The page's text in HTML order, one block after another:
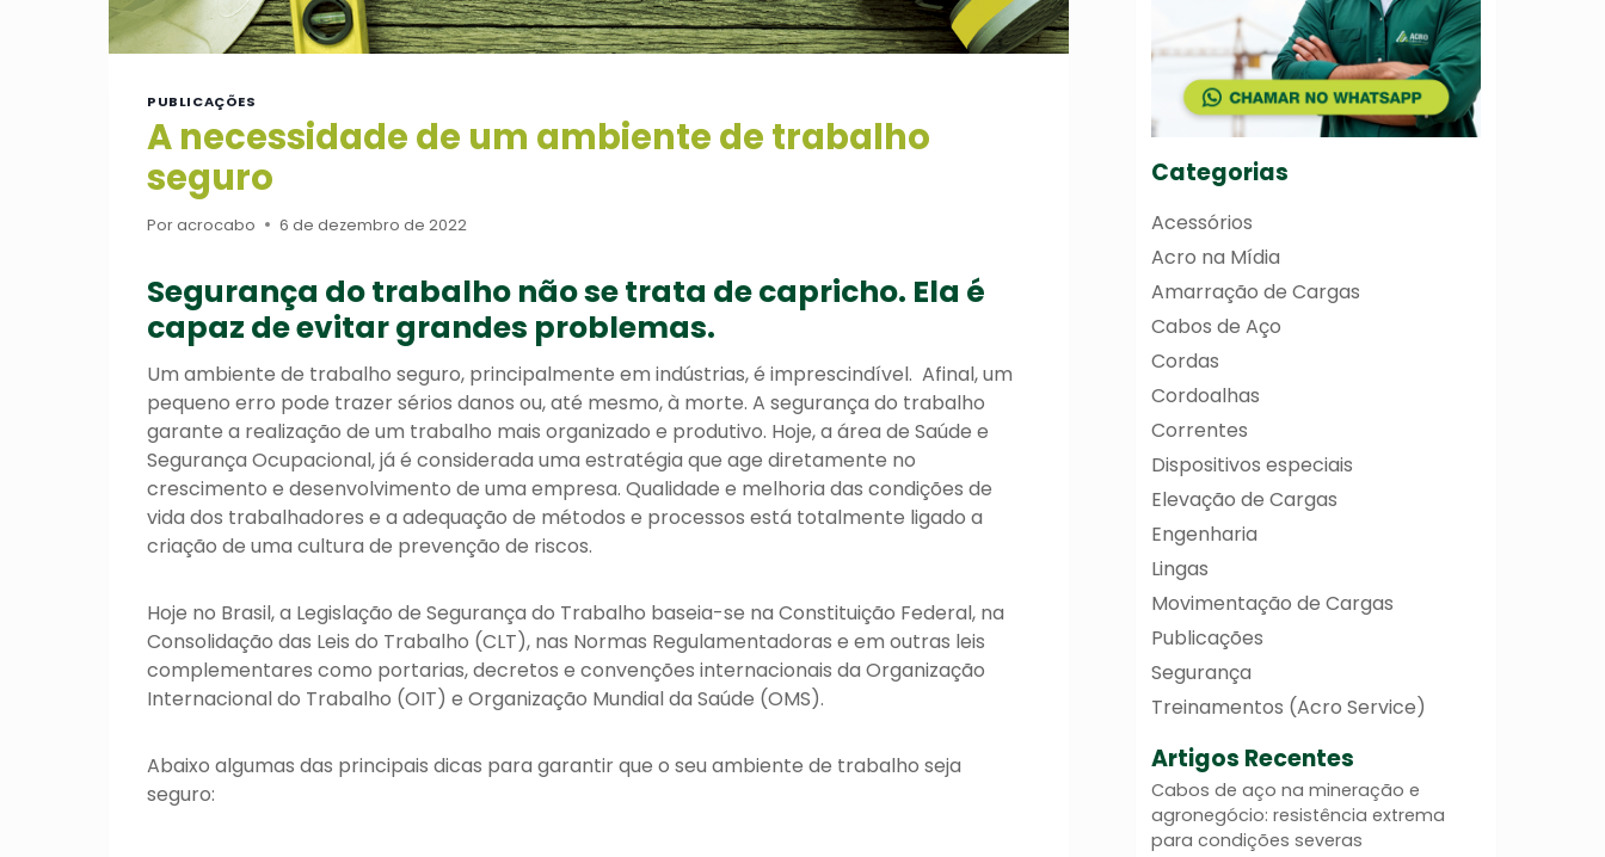
PUBLICAÇÕES
A necessidade de um ambiente de trabalho
seguro
Poracrocabo 6 de dezembro de 2022
Segurança do trabalho não se trata de capricho. Ela é
capaz de evitar grandes problemas.
Um ambiente de trabalho seguro, principalmente em indústrias, é imprescindível. Afinal, um
pequeno erro pode trazer sérios danos ou, até mesmo, à morte. A segurança do trabalho
garante a realização de um trabalho mais organizado e produtivo. Hoje, a área de Saúde e
Segurança Ocupacional, já é considerada uma estratégia que age diretamente no
crescimento e desenvolvimento de uma empresa. Qualidade e melhoria das condições de
vida dos trabalhadores e a adequação de métodos e processos está totalmente ligado a
criação de uma cultura de prevenção de riscos.
Hoje no Brasil, a Legislação de Segurança do Trabalho baseia-se na Constituição Federal, na
Consolidação das Leis do Trabalho (CLT), nas Normas Regulamentadoras e em outras leis
complementares como portarias, decretos e convenções internacionais da Organização
Internacional do Trabalho (OIT) e Organização Mundial da Saúde (OMS).
Abaixo algumas das principais dicas para garantir que o seu ambiente de trabalho seja
seguro:
Categorias
Acessórios
Acro na Mídia
Amarração de Cargas
Cabos de Aço
Cordas
Cordoalhas
Correntes
Dispositivos especiais
Elevação de Cargas
Engenharia
Lingas
Movimentação de Cargas
Publicações
Segurança
Treinamentos (Acro Service)
Artigos Recentes
Cabos de aço na mineração e
agronegócio: resistência extrema
para condições severas